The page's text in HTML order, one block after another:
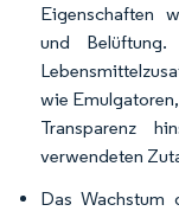
Eigenschaften
und
wie
Transparenz
verwendeten
Das Wachstum